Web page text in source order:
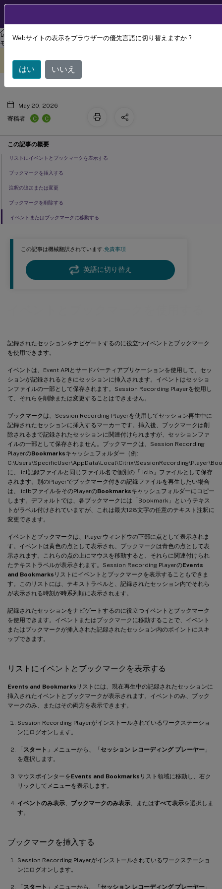
XenAppおよびXenDesktop
XenAppおよびXenDesktop 7.15 LTSR
モニター
この記事は機械翻訳されています.免責事項
英語に切り替え
記録されたセッションをナビゲートするのに役立つイベントとブックマーク
を使用できます。
イベントは、Event APIとサードパーティアプリケーションを使用して、セッ
ションが記録されるときにセッションに挿入されます。イベントはセッショ
ンファイルの一部として保存されます。Session Recording Playerを使用し
て、それらを削除または変更することはできません。
ブックマークは、Session Recording Playerを使用してセッション再生中に
記録されたセッションに挿入するマーカーです。挿入後、ブックマークは削
除されるまで記録されたセッションに関連付けられますが、セッションファ
イルの一部として保存されません。ブックマークは、Session Recording
PlayerのBookmarksキャッシュフォルダー（例:
に、.icl記録ファイルと同じファイル名で個別の「.iclb」ファイルとして保存
されます。別のPlayerでブックマーク付きの記録ファイルを再生したい場合
は、.iclbファイルをそのPlayerのBookmarksキャッシュフォルダーにコピー
します。デフォルトでは、各ブックマークには「Bookmark」というテキス
トがラベル付けされていますが、これは最大128文字の任意のテキスト注釈に
変更できます。
イベントとブックマークは、Playerウィンドウの下部に点として表示されま
す。イベントは黄色の点として表示され、ブックマークは青色の点として表
示されます。これらの点の上にマウスを移動すると、それらに関連付けられ
たテキストラベルが表示されます。Session Recording PlayerのEvents
and Bookmarks リストにイベントとブックマークを表示することもできま
す。このリストには、テキストラベルと、記録されたセッション内でそれら
が表示される時刻が時系列順に表示されます。
記録されたセッションをナビゲートするのに役立つイベントとブックマーク
を使用できます。イベントまたはブックマークに移動することで、イベント
またはブックマークが挿入された記録されたセッション内のポイントにスキ
ップできます。
リストにイベントとブックマークを表示する
Events and Bookmarks リストには、現在再生中の記録されたセッションに
挿入されたイベントとブックマークが表示されます。イベントのみ、ブック
マークのみ、またはその両方を表示できます。
Session Recording Playerがインストールされているワークステーショ
ンにログオンします。
「 スタート 」メニューから、「セッション レコーディング プレーヤー 」
を選択します。
マウスポインターをEvents and Bookmarks リスト領域に移動し、右ク
リックしてメニューを表示します。
イベントのみ表示 ブックマークのみ表示 、またはすべて表示を選択しま
す。
ブックマークを挿入する
Session Recording Playerがインストールされているワークステーショ
ンにログオンします。
「 スタート 」メニューから、「セッション レコーディング プレーヤー 」
翻訳されています。
イベントとブックマークを使用する
May 20, 2026
寄稿者:
C C
この記事の概要
リストにイベントとブックマークを表示する
ブックマークを挿入する
注釈の追加または変更
ブックマークを削除する
イベントまたはブックマークに移動する
Webサイトの表示をブラウザーの優先言語に切り替えますか ?
はい いいえ